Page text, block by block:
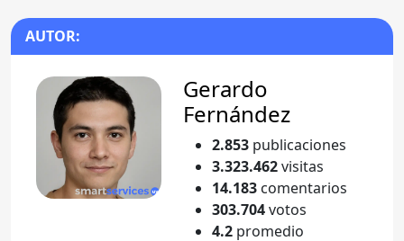
AUTOR:
Gerardo
Fernández
2.853 publicaciones
3.323.462visitas
14.183 comentarios
303.704votos
4.2 promedio